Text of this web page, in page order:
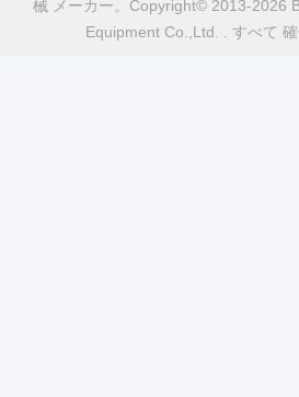
械 メーカー。Copyright© 2013-2026
Equipment Co.,Ltd. . すべて 確